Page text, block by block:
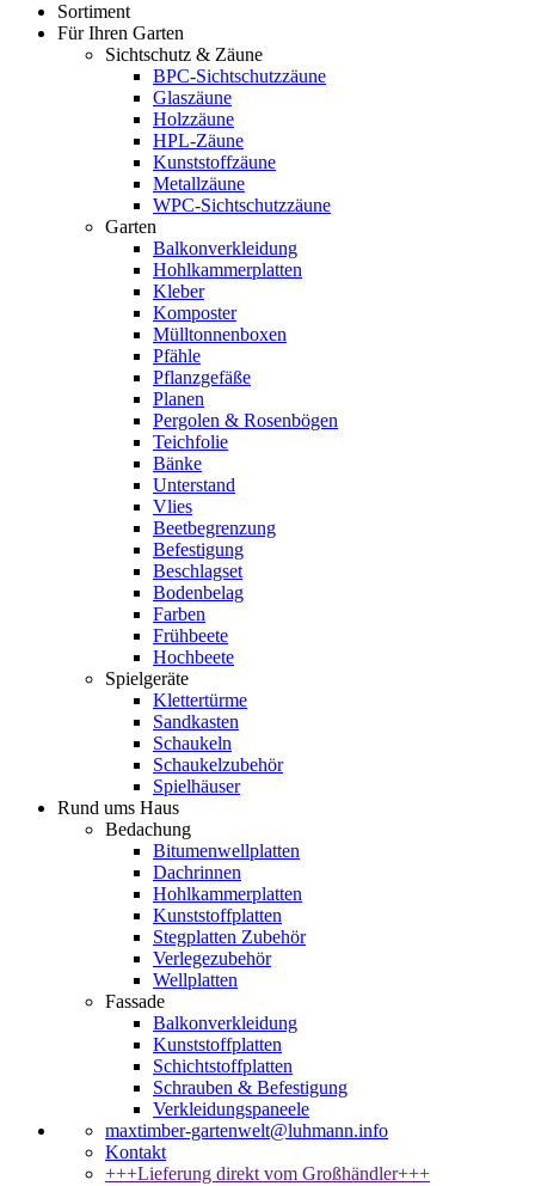
Sortiment
Für Ihren Garten
Sichtschutz & Zäune
BPC-Sichtschutzzäune
Glaszäune
Holzzäune
HPL-Zäune
Kunststoffzäune
Metallzäune
WPC-Sichtschutzzäune
Garten
Balkonverkleidung
Hohlkammerplatten
Kleber
Komposter
Mülltonnenboxen
Pfähle
Pflanzgefäße
Planen
Pergolen & Rosenbögen
Teichfolie
Bänke
Unterstand
Vlies
Beetbegrenzung
Befestigung
Beschlagset
Bodenbelag
Farben
Frühbeete
Hochbeete
Spielgeräte
Klettertürme
Sandkasten
Schaukeln
Schaukelzubehör
Spielhäuser
Rund ums Haus
Bedachung
Bitumenwellplatten
Dachrinnen
Hohlkammerplatten
Kunststoffplatten
Stegplatten Zubehör
Verlegezubehör
Wellplatten
Fassade
Balkonverkleidung
Kunststoffplatten
Schichtstoffplatten
Schrauben & Befestigung
Verkleidungspaneele
maxtimber-gartenwelt@luhmann.info
Kontakt
+++Lieferung direkt vom Großhändler+++